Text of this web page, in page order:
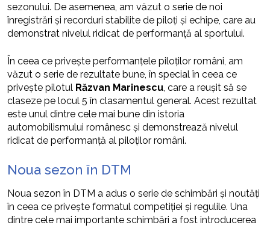
sezonului. De asemenea, am văzut o serie de noi
înregistrări și recorduri stabilite de piloți și echipe, care au
demonstrat nivelul ridicat de performanță al sportului.
În ceea ce privește performanțele piloților români, am
văzut o serie de rezultate bune, în special în ceea ce
privește pilotul Răzvan Marinescu , care a reușit să se
claseze pe locul 5 în clasamentul general. Acest rezultat
este unul dintre cele mai bune din istoria
automobilismului românesc și demonstrează nivelul
ridicat de performanță al piloților români.
Noua sezon în DTM
Noua sezon în DTM a adus o serie de schimbări și noutăți
în ceea ce privește formatul competiției și regulile. Una
dintre cele mai importante schimbări a fost introducerea